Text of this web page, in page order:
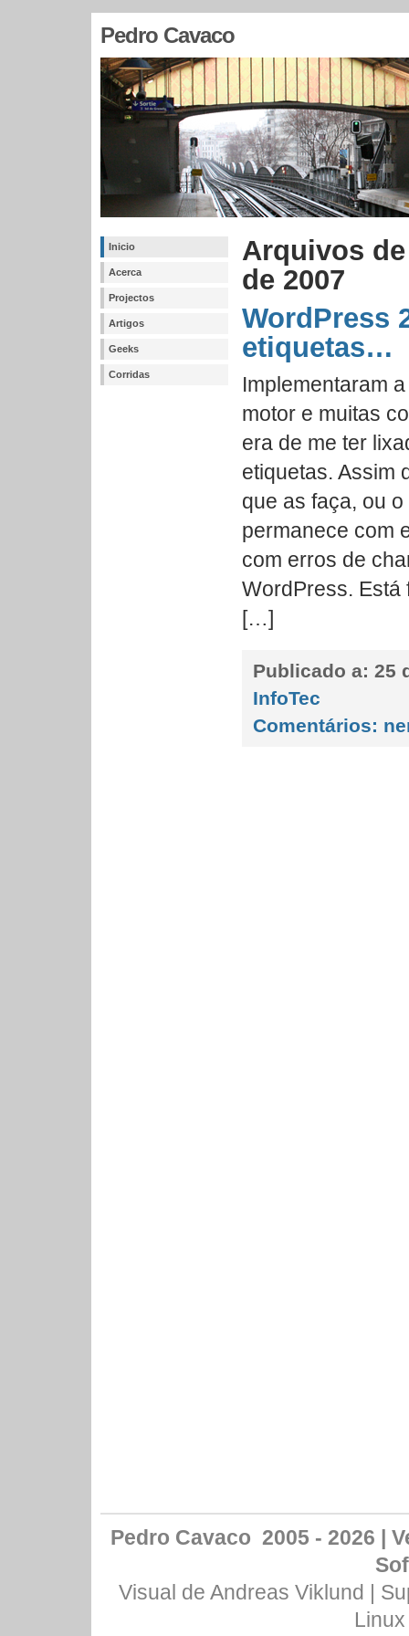
Pedro Cavaco
Inicio
Acerca
Projectos
Artigos
Geeks
Corridas
Arquivos
de 2007
WordPress
etiquetas…
Implementaram
motor e muitas
era de me ter
etiquetas. Assim
que as faça, ou
permanece com
com erros de
WordPress. Está
[…]
Publicado a: 25
InfoTec
Comentários:
Pedro Cavaco 2005 - 2026 |
Visual de Andreas Viklund |
Linux